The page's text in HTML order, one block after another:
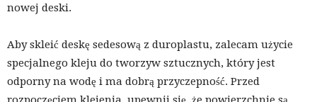
nowej deski.
Aby skleić deskę sedesową z duroplastu, zalecam użycie
specjalnego kleju do tworzyw sztucznych, który jest
odporny na wodę i ma dobrą przyczepność. Przed